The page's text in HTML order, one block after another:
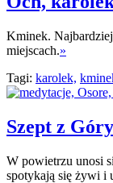
Kminek.
miejscach.»
Tagi: karolek,
Szept z
W powietrzu unosi
spotykają się żywi i